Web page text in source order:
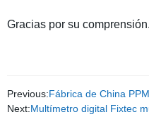
Gracias por su comprensión.
Previous:Fábrica de China
Next:Multímetro digital Fixtec